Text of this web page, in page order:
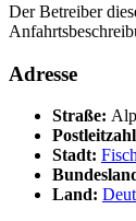
Der Betreiber
Adresse
Straße:
Stadt:
Land: